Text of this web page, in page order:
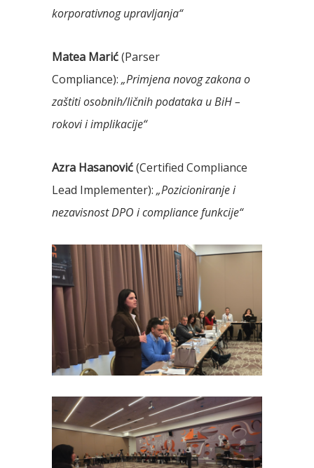
korporativnog upravljanja“
Matea Marić(Parser
Compliance): „Primjena novog zakona o
zaštiti osobnih/ličnih podataka u BiH –
rokovi i implikacije“
Azra Hasanović(Certified Compliance
Lead Implementer): „Pozicioniranje i
nezavisnost DPO i compliance funkcije“